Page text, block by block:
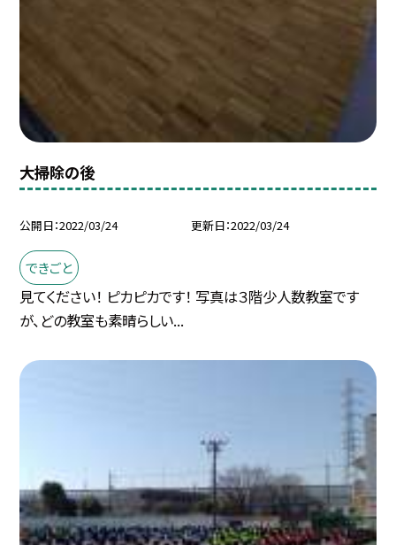
大掃除の後
公開日 2022/03/24 更新日 2022/03/24
できごと
見てください！ ピカピカです！ 写真は３階少人数教室です
が、どの教室も素晴らしい...